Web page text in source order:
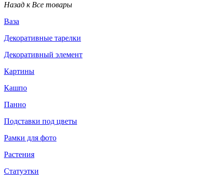
Назад к Все товары
Ваза
Декоративные тарелки
Декоративный элемент
Картины
Кашпо
Панно
Подставки под цветы
Рамки для фото
Растения
Статуэтки